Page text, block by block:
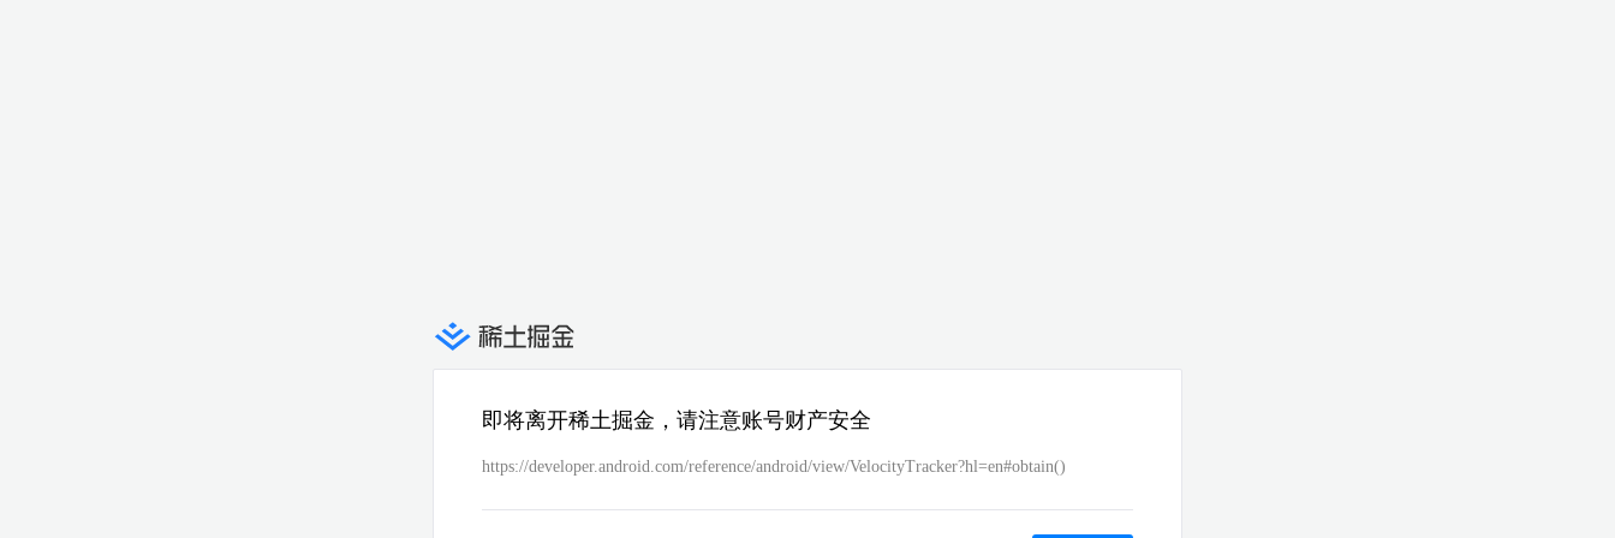
即将离开稀土掘金，请注意账号财产安全
https://developer.android.com/reference/android/view/VelocityTracker?hl=en#obtain()